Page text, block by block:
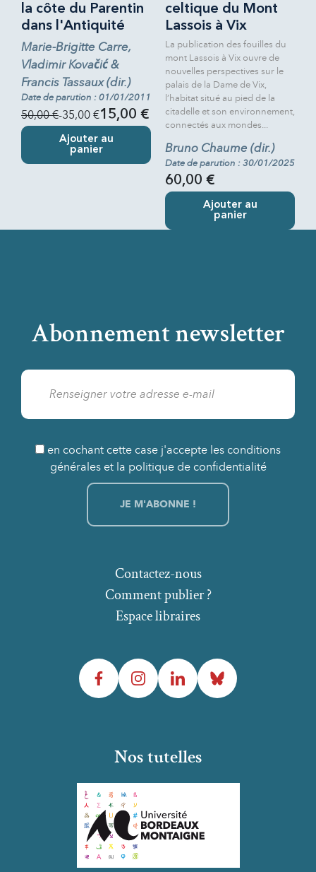
la côte du Parentin
dans l'Antiquité
Marie-Brigitte Carre,
Vladimir Kovačić &
Francis Tassaux (dir.)
Date de parution : 01/01/2011
50,00 €-35,00 €15,00 €
Ajouter au
panier
celtique du Mont
Lassois à Vix
La publication des fouilles du
mont Lassois à Vix ouvre de
nouvelles perspectives sur le
palais de la Dame de Vix,
l’habitat situé au pied de la
citadelle et son environnement,
connectés aux mondes...
Bruno Chaume (dir.)
Date de parution : 30/01/2025
60,00 €
Ajouter au
panier
Abonnement newsletter
en cochant cette case j'accepte les conditions
générales et la politique de confidentialité
Comment publier ?
Espace libraires
Contactez-nous
FacebookInstagramLinkedInBluesky
Nos tutelles